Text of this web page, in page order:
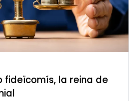
fideïcomís, la reina de